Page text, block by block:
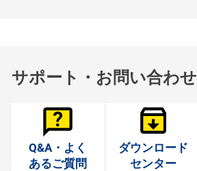
サポート・お問い合わせ
Q&A・よく
あるご質問
ダウンロード
センター